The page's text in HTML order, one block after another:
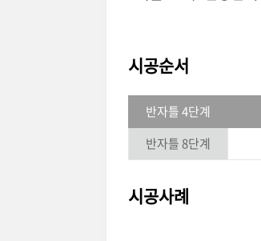
시공순서
반자틀 4단계
반자틀 8단계
시공사례